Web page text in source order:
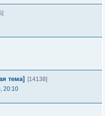
тема]
[14138]
20:10